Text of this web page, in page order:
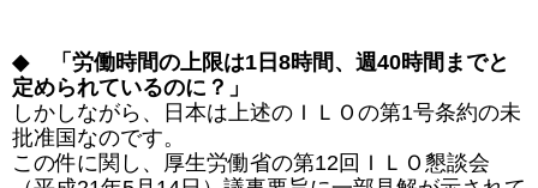
◆ 「労働時間の上限は1日8時間、週40時間までと
定められているのに？」
しかしながら、日本は上述のＩＬＯの第1号条約の未
批准国なのです。
この件に関し、厚生労働省の第12回ＩＬＯ懇談会